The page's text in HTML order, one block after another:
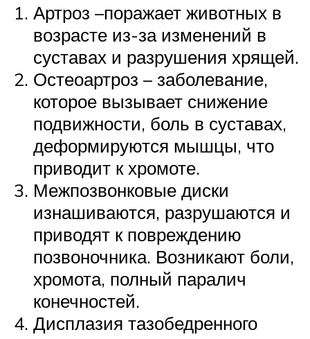
Артроз –поражает животных в
возрасте из-за изменений в
суставах и разрушения хрящей.
Остеоартроз – заболевание,
которое вызывает снижение
подвижности, боль в суставах,
деформируются мышцы, что
приводит к хромоте.
Межпозвонковые диски
изнашиваются, разрушаются и
приводят к повреждению
позвоночника. Возникают боли,
хромота, полный паралич
конечностей.
Дисплазия тазобедренного